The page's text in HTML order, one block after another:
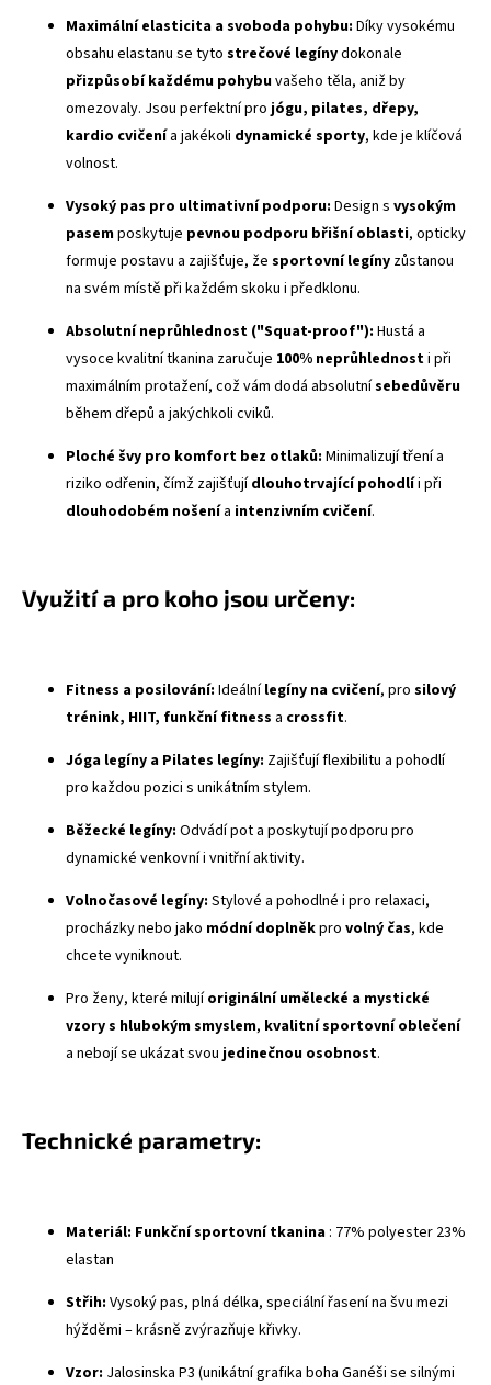
Maximální elasticita a svoboda pohybu: Díky vysokému
obsahu elastanu se tyto strečové legínydokonale
přizpůsobí každému pohybuvašeho těla, aniž by
omezovaly. Jsou perfektní projógu, pilates, dřepy,
kardio cvičenía jakékoli dynamické sporty, kde je klíčová
volnost.
Vysoký pas pro ultimativní podporu: Design s vysokým
pasemposkytuje pevnou podporu břišní oblasti, opticky
formuje postavu a zajišťuje, že sportovní legíny zůstanou
na svém místě při každém skoku i předklonu.
Absolutní neprůhlednost ("Squat-proof"): Hustá a
vysoce kvalitní tkanina zaručuje 100% neprůhlednosti při
maximálním protažení, což vám dodá absolutnísebedůvěru
během dřepů a jakýchkoli cviků.
Ploché švy pro komfort bez otlaků: Minimalizují tření a
riziko odřenin, čímž zajišťujídlouhotrvající pohodlíi při
dlouhodobém nošenía intenzivním cvičení.
Využití a pro koho jsou určeny:
Fitness a posilování: Ideálnílegíny na cvičení, pro silový
trénink, HIIT, funkční fitness a crossfit.
Jóga legíny a Pilates legíny: Zajišťují flexibilitu a pohodlí
pro každou pozici s unikátním stylem.
Běžecké legíny: Odvádí pot a poskytují podporu pro
dynamické venkovní i vnitřní aktivity.
Volnočasové legíny: Stylové a pohodlné i pro relaxaci,
procházky nebo jako módní doplněkpro volný čas, kde
chcete vyniknout.
Pro ženy, které milujíoriginální umělecké a mystické
vzory s hlubokým smyslem, kvalitní sportovní oblečení
a nebojí se ukázat svoujedinečnou osobnost.
Technické parametry:
Materiál: Funkční sportovní tkanina : 77% polyester 23%
elastan
Střih: Vysoký pas, plná délka, speciální řasení na švu mezi
hýžděmi – krásně zvýrazňuje křivky.
Vzor: Jalosinska P3 (unikátní grafika boha Ganéši se silnými